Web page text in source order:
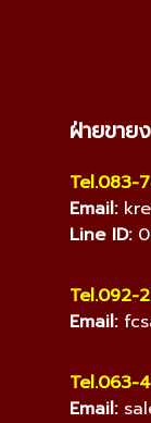
ฝ่ายขาย
Tel.083-
Email:
Line ID:
Tel.092-
Email:
Tel.063-
Email: